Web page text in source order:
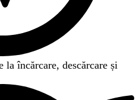
la încărcare, descărcare și